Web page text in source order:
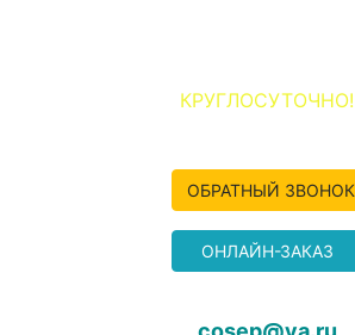
КРУГЛОСУТОЧНО!
ОБРАТНЫЙ ЗВОНОК
ОНЛАЙН-ЗАКАЗ